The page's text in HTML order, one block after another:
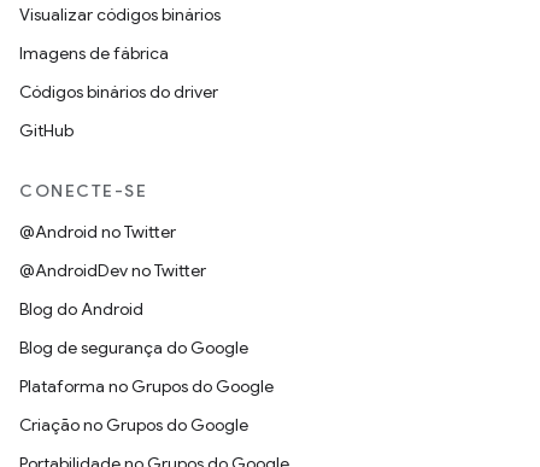
Visualizar códigos binários
Imagens de fábrica
Códigos binários do driver
GitHub
CONECTE-SE
@Android no Twitter
@AndroidDev no Twitter
Blog do Android
Blog de segurança do Google
Plataforma no Grupos do Google
Criação no Grupos do Google